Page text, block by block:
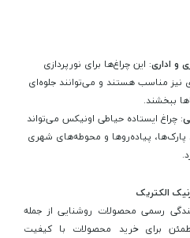
و اداری: این چراغ‌ها برای نورپردازی
نیز مناسب هستند و می‌توانند جلوه‌ای
ببخشند.
: چراغ ایستاده حیاطی اونیکس می‌تواند
پیاده‌روها و محوطه‌های شهری
الکتریک
رسمی محصولات روشنایی از جمله
برای خرید محصولات با کیفیت